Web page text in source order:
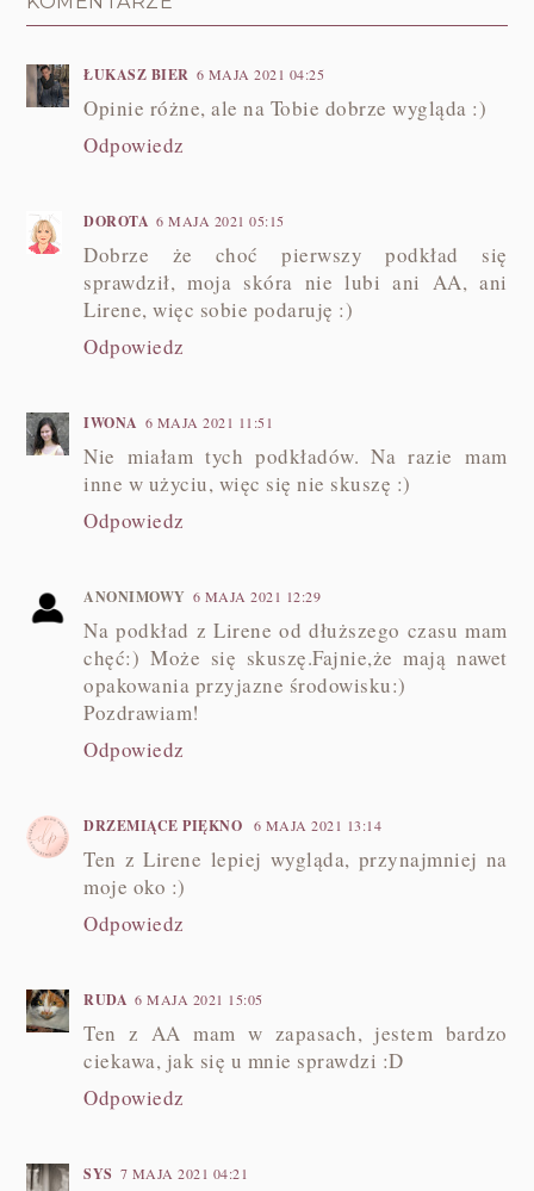
ŁUKASZ BIER 6 MAJA 2021 04:25
Opinie różne, ale na Tobie dobrze wygląda :)
Odpowiedz
DOROTA 6 MAJA 2021 05:15
Dobrze że choć pierwszy podkład się
sprawdził, moja skóra nie lubi ani AA, ani
Lirene, więc sobie podaruję :)
Odpowiedz
IWONA 6 MAJA 2021 11:51
Nie miałam tych podkładów. Na razie mam
inne w użyciu, więc się nie skuszę :)
Odpowiedz
ANONIMOWY 6 MAJA 2021 12:29
Na podkład z Lirene od dłuższego czasu mam
chęć:) Może się skuszę.Fajnie,że mają nawet
opakowania przyjazne środowisku:)
Pozdrawiam!
Odpowiedz
DRZEMIĄCE PIĘKNO 6 MAJA 2021 13:14
Ten z Lirene lepiej wygląda, przynajmniej na
moje oko :)
Odpowiedz
RUDA 6 MAJA 2021 15:05
Ten z AA mam w zapasach, jestem bardzo
ciekawa, jak się u mnie sprawdzi :D
Odpowiedz
SYS 7 MAJA 2021 04:21